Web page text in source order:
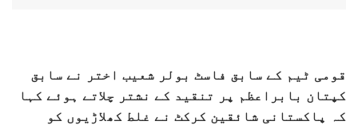
قومی ٹیم کے سابق فاسٹ بولر شعیب اختر نے سابق
کپتان بابراعظم پر تنقید کے نشتر چلاتے ہوئے کہا
کہ پاکستانی شائقین کرکٹ نے غلط کھلاڑیوں کو